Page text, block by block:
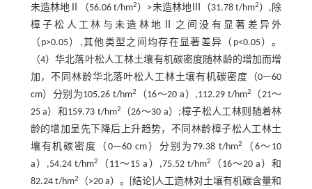
未造林地Ⅱ（56.06 t/hm2）>未造林地Ⅲ（31.78 t/hm2）,除
樟子松人工林与未造林地Ⅱ之间没有显著差异外
（p>0.05）,其他类型之间均存在显著差异（p<0.05）。
（4）华北落叶松人工林土壤有机碳密度随林龄的增加而增
加，不同林龄华北落叶松人工林土壤有机碳密度（0—60
cm）分别为105.26 t/hm2 （16～20 a）,112.29 t/hm2
（21～
25 a）和159.73 t/hm2
（26～30 a）;樟子松人工林则随着林
龄的增加呈先下降后上升趋势，不同林龄樟子松人工林土
壤有机碳密度（0—60 cm）分别为79.38 t/hm2
（6～10
a）,54.24 t/hm2 （11～15 a）,75.52 t/hm2
（16～20 a）和
82.24 t/hm2
（>20 a）。[结论]人工造林对土壤有机碳含量和